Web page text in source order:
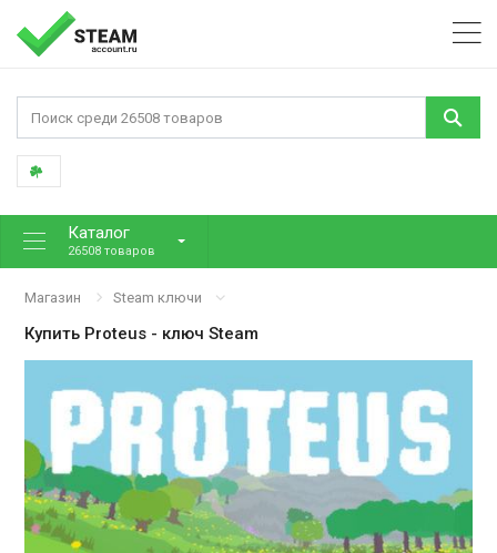
Каталог
26508 товаров
Магазин Steam ключи
Купить Proteus - ключ Steam